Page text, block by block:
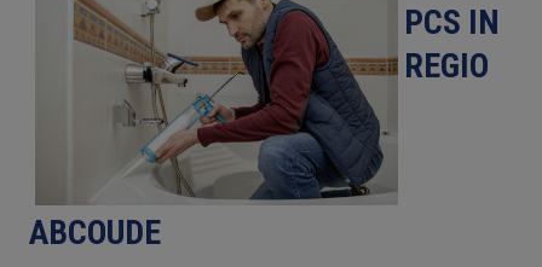
PCS IN
REGIO
ABCOUDE